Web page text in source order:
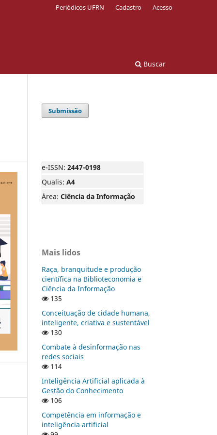
Buscar
Periódicos UFRN Cadastro Acesso
Submissão
e-ISSN: 2447-0198
Qualis: A4
Área: Ciência da Informação
Mais lidos
Raça, branquitude e produção
científica na Biblioteconomia e
Ciência da Informação
135
Conceituação de cidade humana,
inteligente, criativa e sustentável
130
Combate à desinformação nas
redes sociais
114
Inteligência Artificial aplicada à
Gestão do Conhecimento
106
Competência em informação e
inteligência artificial